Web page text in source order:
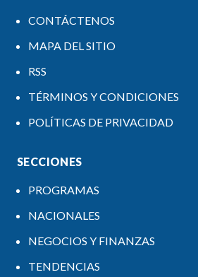
CONTÁCTENOS
MAPA DEL SITIO
RSS
TÉRMINOS Y CONDICIONES
POLÍTICAS DE PRIVACIDAD
SECCIONES
PROGRAMAS
NACIONALES
NEGOCIOS Y FINANZAS
TENDENCIAS